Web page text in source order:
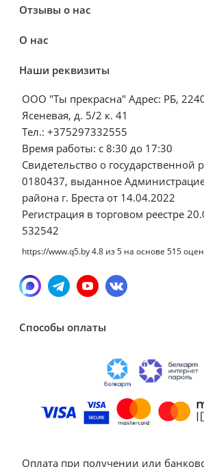
Отзывы о нас
О нас
Наши реквизиты
ООО "Ты прекрасна" Адрес: РБ,
Ясеневая, д. 5/2 к. 41
Тел.: +375297332555
Время работы: с 8:30 до 17:30
Свидетельство о государственной
0180437, выданное
района г. Бреста от 14.04.2022
Регистрация в торговом реестре
532542
https://www.q5.by4.8 из5 на основе 515
Способы оплаты
Оплата при получении или